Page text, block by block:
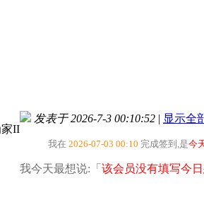
家II
发表于 2026-7-3 00:10:52 | 显示全
我在 2026-07-03 00:10 完成签到,是今
我今天最想说:「 该会员没有填写今